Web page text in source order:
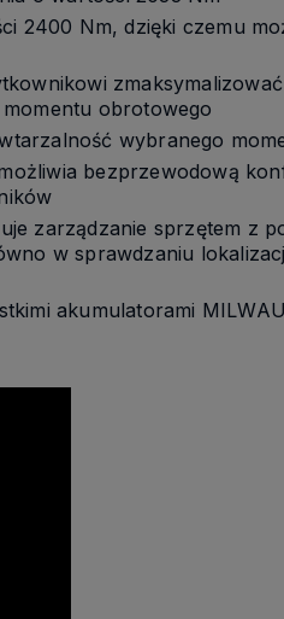
2400 Nm, dzięki czemu
obrotowego
wybranego
bezprzewodową
zarządzanie sprzętem z
w sprawdzaniu
akumulatorami